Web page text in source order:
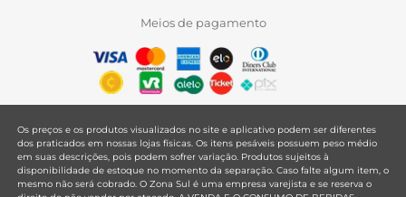
Meios de pagamento
Os preços e os produtos visualizados no site e aplicativo podem ser diferentes
dos praticados em nossas lojas físicas. Os itens pesáveis possuem peso médio
em suas descrições, pois podem sofrer variação. Produtos sujeitos à
disponibilidade de estoque no momento da separação. Caso falte algum item, o
mesmo não será cobrado. O Zona Sul é uma empresa varejista e se reserva o